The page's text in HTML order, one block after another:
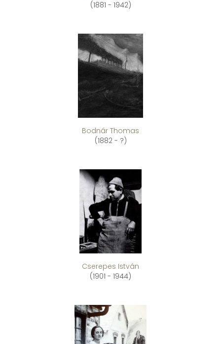
(1881 - 1942)
Bodnár Thomas
(1882 - ?)
Cserepes István
(1901 - 1944)